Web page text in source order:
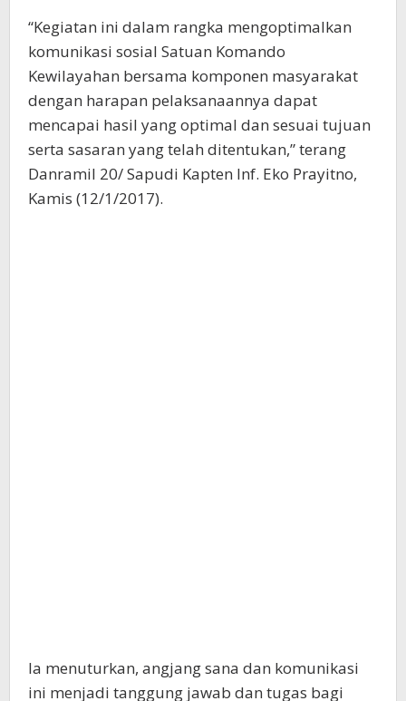
“Kegiatan ini dalam rangka mengoptimalkan
komunikasi sosial Satuan Komando
Kewilayahan bersama komponen masyarakat
dengan harapan pelaksanaannya dapat
mencapai hasil yang optimal dan sesuai tujuan
serta sasaran yang telah ditentukan,” terang
Danramil 20/ Sapudi Kapten Inf. Eko Prayitno,
Kamis (12/1/2017).
Ia menuturkan, angjang sana dan komunikasi
ini menjadi tanggung jawab dan tugas bagi